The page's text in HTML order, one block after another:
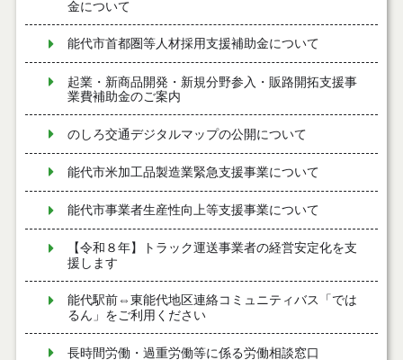
金について
能代市首都圏等人材採用支援補助金について
起業・新商品開発・新規分野参入・販路開拓支援事
業費補助金のご案内
のしろ交通デジタルマップの公開について
能代市米加工品製造業緊急支援事業について
能代市事業者生産性向上等支援事業について
【令和８年】トラック運送事業者の経営安定化を支
援します
能代駅前⇔東能代地区連絡コミュニティバス「では
るん」をご利用ください
長時間労働・過重労働等に係る労働相談窓口